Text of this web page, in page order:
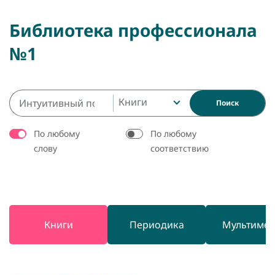
Библиотека профессионала
№1
Книги Поиск
По любому
слову
По любому
соответствию
Книги Периодика